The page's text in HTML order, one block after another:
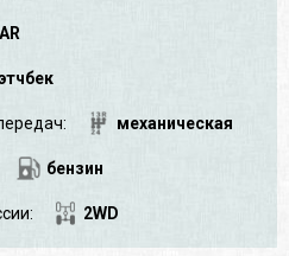
механическая
бензин
2WD